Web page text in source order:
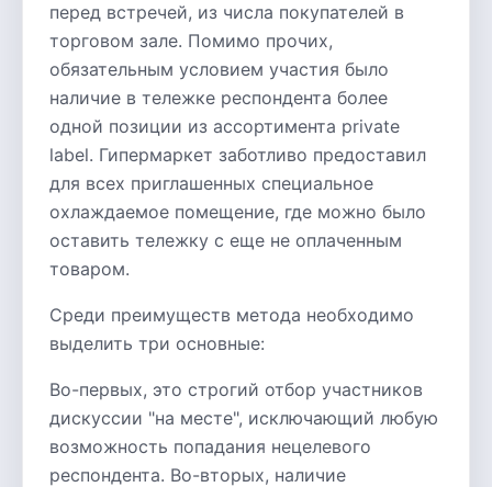
перед встречей, из числа покупателей в
торговом зале. Помимо прочих,
обязательным условием участия было
наличие в тележке респондента более
одной позиции из ассортимента private
label. Гипермаркет заботливо предоставил
для всех приглашенных специальное
охлаждаемое помещение, где можно было
оставить тележку с еще не оплаченным
товаром.
Среди преимуществ метода необходимо
выделить три основные:
Во-первых, это строгий отбор участников
дискуссии "на месте", исключающий любую
возможность попадания нецелевого
респондента. Во-вторых, наличие